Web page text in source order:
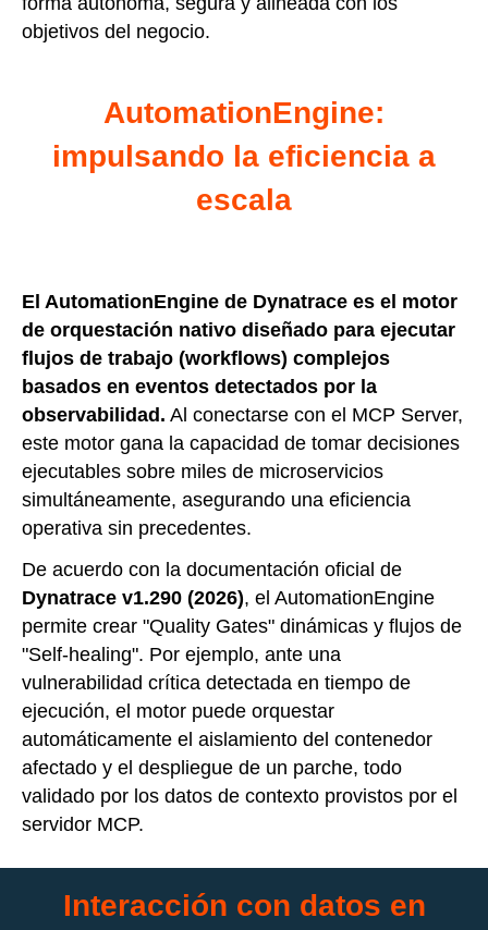
objetivos del negocio.
AutomationEngine:
impulsando la eficiencia a
escala
El AutomationEngine de Dynatrace es el motor
de orquestación nativo diseñado para ejecutar
flujos de trabajo (workflows) complejos
basados en eventos detectados por la
observabilidad. Al conectarse con el MCP Server,
este motor gana la capacidad de tomar decisiones
ejecutables sobre miles de microservicios
simultáneamente, asegurando una eficiencia
operativa sin precedentes.
De acuerdo con la documentación oficial de
Dynatrace v1.290 (2026), el AutomationEngine
permite crear "Quality Gates" dinámicas y flujos de
"Self-healing". Por ejemplo, ante una
vulnerabilidad crítica detectada en tiempo de
ejecución, el motor puede orquestar
automáticamente el aislamiento del contenedor
afectado y el despliegue de un parche, todo
validado por los datos de contexto provistos por el
servidor MCP.
Interacción con datos en